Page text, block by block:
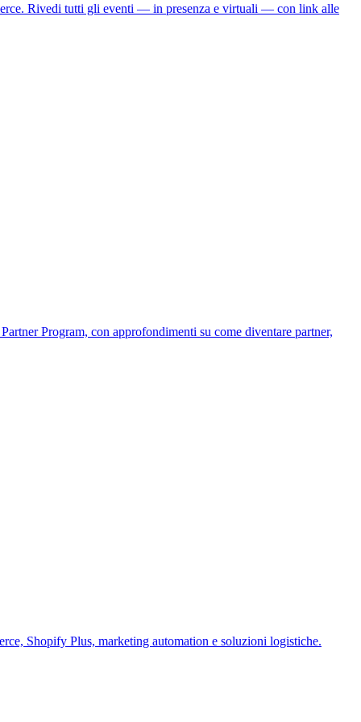
Rivedi tutti gli eventi — in presenza e virtuali — con link alle
Program, con approfondimenti su come diventare partner,
Shopify Plus, marketing automation e soluzioni logistiche.